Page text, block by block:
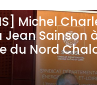
Michel
Jean Sainson
du Nord